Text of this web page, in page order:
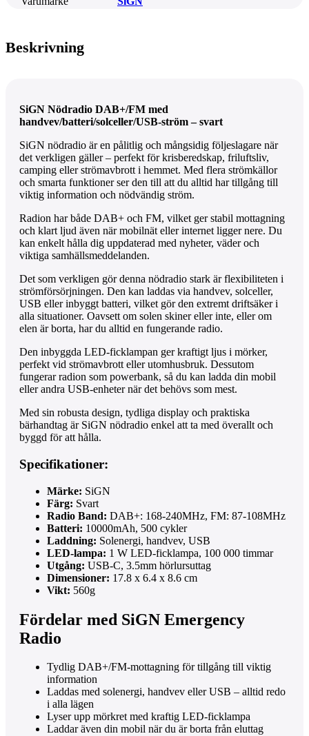
Beskrivning
SiGN Nödradio DAB+/FM med
handvev/batteri/solceller/USB-ström – svart
SiGN nödradio är en pålitlig och mångsidig följeslagare när
det verkligen gäller – perfekt för krisberedskap, friluftsliv,
camping eller strömavbrott i hemmet. Med flera strömkällor
och smarta funktioner ser den till att du alltid har tillgång till
viktig information och nödvändig ström.
Radion har både DAB+ och FM, vilket ger stabil mottagning
och klart ljud även när mobilnät eller internet ligger nere. Du
kan enkelt hålla dig uppdaterad med nyheter, väder och
viktiga samhällsmeddelanden.
Det som verkligen gör denna nödradio stark är flexibiliteten i
strömförsörjningen. Den kan laddas via handvev, solceller,
USB eller inbyggt batteri, vilket gör den extremt driftsäker i
alla situationer. Oavsett om solen skiner eller inte, eller om
elen är borta, har du alltid en fungerande radio.
Den inbyggda LED-ficklampan ger kraftigt ljus i mörker,
perfekt vid strömavbrott eller utomhusbruk. Dessutom
fungerar radion som powerbank, så du kan ladda din mobil
eller andra USB-enheter när det behövs som mest.
Med sin robusta design, tydliga display och praktiska
bärhandtag är SiGN nödradio enkel att ta med överallt och
byggd för att hålla.
Specifikationer:
Märke: SiGN
Färg: Svart
Radio Band: DAB+: 168-240MHz, FM: 87-108MHz
Batteri: 10000mAh, 500 cykler
Laddning: Solenergi, handvev, USB
LED-lampa: 1 W LED-ficklampa, 100 000 timmar
Utgång: USB-C, 3.5mm hörlursuttag
Dimensioner: 17.8 x 6.4 x 8.6 cm
Vikt: 560g
Fördelar med SiGN Emergency
Radio
Tydlig DAB+/FM-mottagning för tillgång till viktig
information
Laddas med solenergi, handvev eller USB – alltid redo
i alla lägen
Lyser upp mörkret med kraftig LED-ficklampa
Laddar även din mobil när du är borta från eluttag